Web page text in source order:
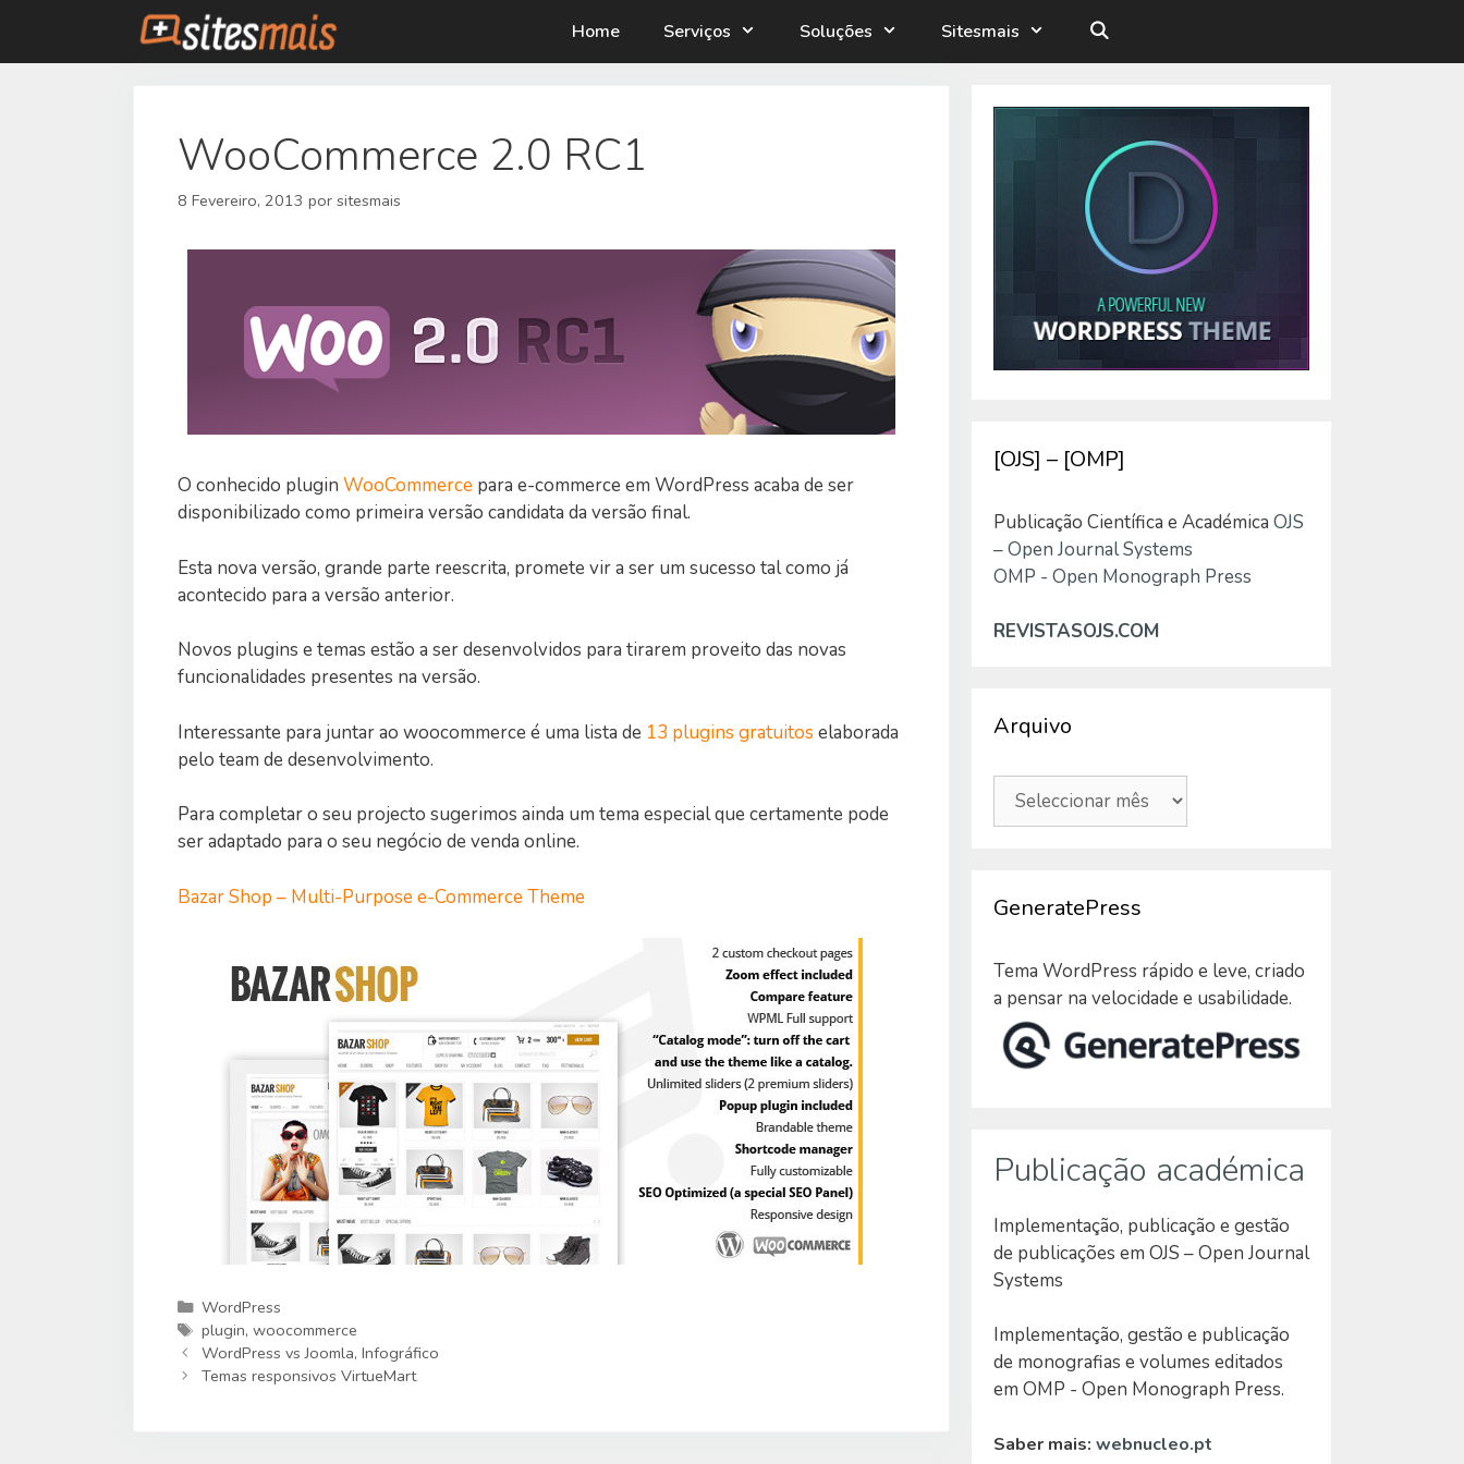
o
Home Serviços Soluções Sitesmais
WooCommerce 2.0 RC1
8 Fevereiro, 2013 por sitesmais
O conhecido plugin WooCommerce para e-commerce em WordPress acaba de ser
disponibilizado como primeira versão candidata da versão final.
Esta nova versão, grande parte reescrita, promete vir a ser um sucesso tal como já
acontecido para a versão anterior.
Novos plugins e temas estão a ser desenvolvidos para tirarem proveito das novas
funcionalidades presentes na versão.
Interessante para juntar ao woocommerce é uma lista de 13 plugins gratuitos elaborada
pelo team de desenvolvimento.
Para completar o seu projecto sugerimos ainda um tema especial que certamente pode
ser adaptado para o seu negócio de venda online.
Bazar Shop – Multi-Purpose e-Commerce Theme
Categorias
WordPress
Etiquetas
plugin, woocommerce
WordPress vs Joomla, Infográfico
Temas responsivos VirtueMart
[OJS] – [OMP]
Publicação Científica e Académica OJS
– Open Journal Systems
OMP - Open Monograph Press
REVISTASOJS.COM
Arquivo
Arquivo
GeneratePress
Tema WordPress rápido e leve, criado
a pensar na velocidade e usabilidade.
Publicação académica
Implementação, publicação e gestão
de publicações em OJS – Open Journal
Systems
Implementação, gestão e publicação
de monografias e volumes editados
em OMP - Open Monograph Press.
Saber mais: webnucleo.pt